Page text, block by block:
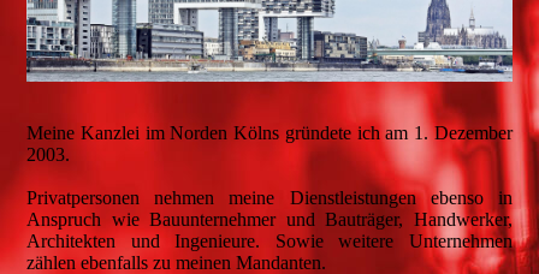
Meine Kanzlei im Norden Kölns gründete ich am 1. Dezember
2003.
Privatpersonen nehmen meine Dienstleistungen ebenso in
Anspruch wie Bauunternehmer und Bauträger, Handwerker,
Architekten und Ingenieure. Sowie weitere Unternehmen
zählen ebenfalls zu meinen Mandanten.